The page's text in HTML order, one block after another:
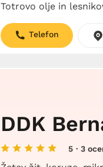
Totrovo olje in
Telefon
DDK
5 · 3